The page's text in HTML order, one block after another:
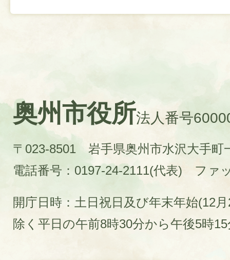
奥州市役所法人番号
〒023-8501 岩手県奥州市水沢大手町
電話番号：0197-24-2111(代表)
ファ
開庁日時：土日祝日及び年末年始(12
除く平日の午前8時30分から午後5時